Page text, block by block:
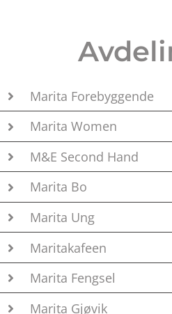
Marita Forebyggende
Marita Women
M&E Second Hand
Marita Bo
Marita Ung
Maritakafeen
Marita Fengsel
Marita Gjøvik